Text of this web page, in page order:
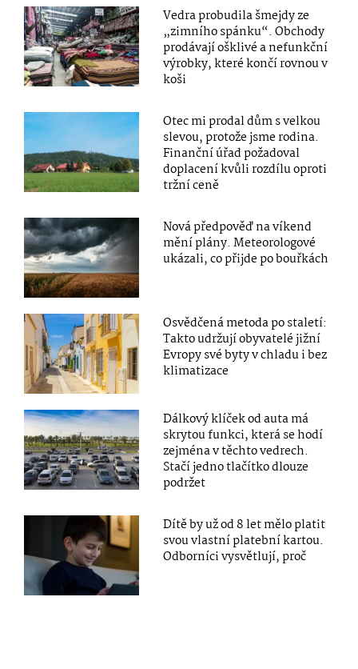
Vedra probudila šmejdy ze
„zimního spánku“. Obchody
prodávají ošklivé a nefunkční
výrobky, které končí rovnou v
koši
Otec mi prodal dům s velkou
slevou, protože jsme rodina.
Finanční úřad požadoval
doplacení kvůli rozdílu oproti
tržní ceně
Nová předpověď na víkend
mění plány. Meteorologové
ukázali, co přijde po bouřkách
Osvědčená metoda po staletí:
Takto udržují obyvatelé jižní
Evropy své byty v chladu i bez
klimatizace
Dálkový klíček od auta má
skrytou funkci, která se hodí
zejména v těchto vedrech.
Stačí jedno tlačítko dlouze
podržet
Dítě by už od 8 let mělo platit
svou vlastní platební kartou.
Odborníci vysvětlují, proč